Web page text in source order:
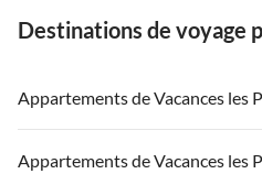
Destinations de voyage
Appartements de Vacances les
Appartements de Vacances à France
Appartements de Vacances les